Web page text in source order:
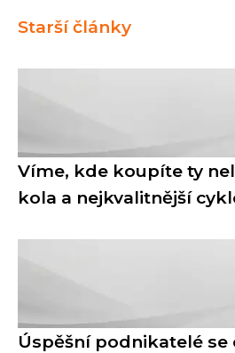
Starší články
Víme, kde koupíte ty
kola a nejkvalitnější
Úspěšní podnikatelé se